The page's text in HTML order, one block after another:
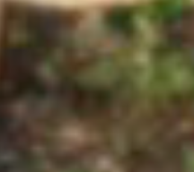
est fermé le samedi
est assurée par le maire,
vous.